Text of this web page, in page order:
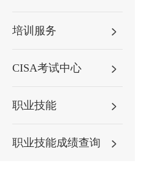
培训服务
CISA考试中心
职业技能
职业技能成绩查询